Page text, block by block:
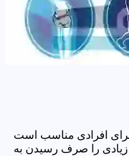
برای افرادی مناسب است
زیادی را صرف رسیدن به